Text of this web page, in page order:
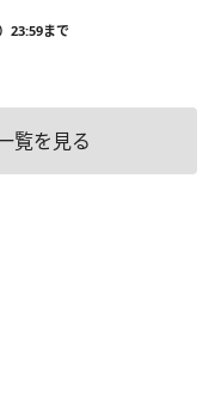
23:59まで
覧を見る